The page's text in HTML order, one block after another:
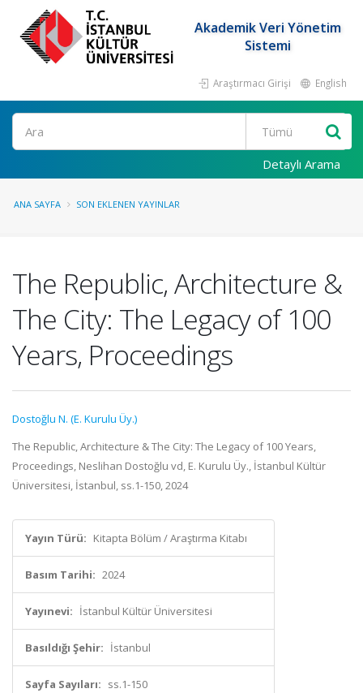
Akademik Veri Yönetim
Sistemi
Araştırmacı Girişi English
Ara
Detaylı Arama
ANA SAYFA SON EKLENEN YAYINLAR
The Republic, Architecture &
The City: The Legacy of 100
Years, Proceedings
Dostoğlu N. (E. Kurulu Üy.)
The Republic, Architecture & The City: The Legacy of 100 Years,
Proceedings, Neslihan Dostoğlu vd, E. Kurulu Üy., İstanbul Kültür
Üniversitesi, İstanbul, ss.1-150, 2024
Yayın Türü: Kitapta Bölüm / Araştırma Kitabı
Basım Tarihi: 2024
Yayınevi: İstanbul Kültür Üniversitesi
Basıldığı Şehir: İstanbul
Sayfa Sayıları: ss.1-150